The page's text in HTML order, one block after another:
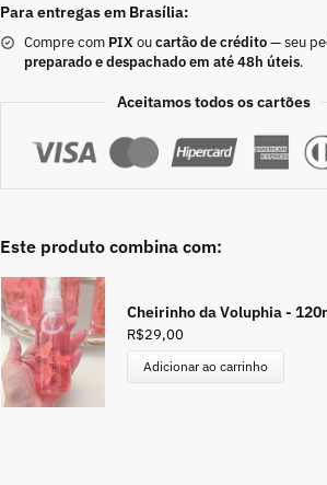
Para entregas em Brasília:
Compre com PIX oucartão de crédito— seu
preparado e despachado em até 48h úteis.
Aceitamos todos os cartões
Este produto combina com:
Cheirinho da Voluphia -
R$29,00
Adicionar ao carrinho